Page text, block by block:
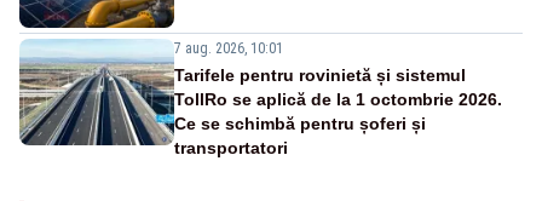
7 aug. 2026, 10:01
Tarifele pentru rovinietă și sistemul
TollRo se aplică de la 1 octombrie 2026.
Ce se schimbă pentru șoferi și
transportatori